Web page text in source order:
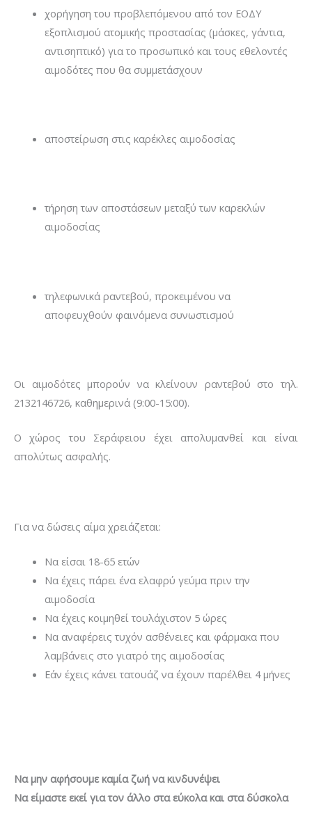
χορήγηση του προβλεπόμενου από τον ΕΟΔΥ
εξοπλισμού ατομικής προστασίας (μάσκες, γάντια,
αντισηπτικό) για το προσωπικό και τους εθελοντές
αιμοδότες που θα συμμετάσχουν
αποστείρωση στις καρέκλες αιμοδοσίας
τήρηση των αποστάσεων μεταξύ των καρεκλών
αιμοδοσίας
τηλεφωνικά ραντεβού, προκειμένου να
αποφευχθούν φαινόμενα συνωστισμού
Οι αιμοδότες μπορούν να κλείνουν ραντεβού στο τηλ.
2132146726, καθημερινά (9:00-15:00).
Ο χώρος του Σεράφειου έχει απολυμανθεί και είναι
απολύτως ασφαλής.
Για να δώσεις αίμα χρειάζεται:
Να είσαι 18-65 ετών
Να έχεις πάρει ένα ελαφρύ γεύμα πριν την
αιμοδοσία
Να έχεις κοιμηθεί τουλάχιστον 5 ώρες
Να αναφέρεις τυχόν ασθένειες και φάρμακα που
λαμβάνεις στο γιατρό της αιμοδοσίας
Εάν έχεις κάνει τατουάζ να έχουν παρέλθει 4 μήνες
Να μην αφήσουμε καμία ζωή να κινδυνέψει
Να είμαστε εκεί για τον άλλο στα εύκολα και στα δύσκολα